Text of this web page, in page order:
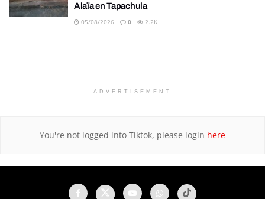
Alaïa en Tapachula
05/08/2026 0 2.2K
ADVERTISEMENT
You're not logged into Tiktok, please login here